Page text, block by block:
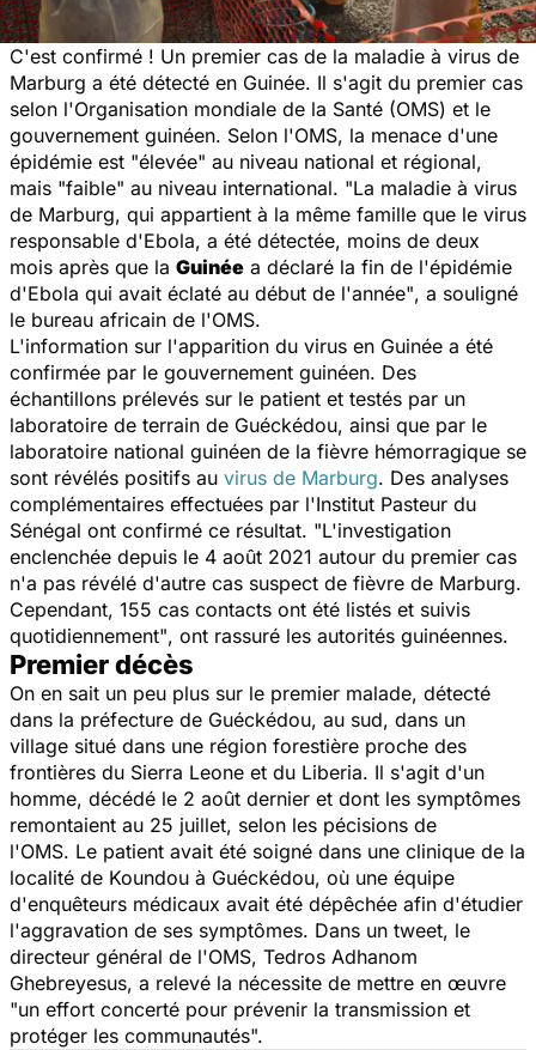
C'est confirmé ! Un premier cas de la maladie à virus de
Marburg a été détecté en Guinée. Il s'agit du premier cas
selon l'Organisation mondiale de la Santé (OMS) et le
gouvernement guinéen. Selon l'OMS, la menace d'une
épidémie est "élevée" au niveau national et régional,
mais "faible" au niveau international. "La maladie à virus
de Marburg, qui appartient à la même famille que le virus
responsable d'Ebola, a été détectée, moins de deux
mois après que la Guinée a déclaré la fin de l'épidémie
d'Ebola qui avait éclaté au début de l'année", a souligné
le bureau africain de l'OMS.
L'information sur l'apparition du virus en Guinée a été
confirmée par le gouvernement guinéen. Des
échantillons prélevés sur le patient et testés par un
laboratoire de terrain de Guéckédou, ainsi que par le
laboratoire national guinéen de la fièvre hémorragique se
sont révélés positifs au virus de Marburg. Des analyses
complémentaires effectuées par l'Institut Pasteur du
Sénégal ont confirmé ce résultat. "L'investigation
enclenchée depuis le 4 août 2021 autour du premier cas
n'a pas révélé d'autre cas suspect de fièvre de Marburg.
Cependant, 155 cas contacts ont été listés et suivis
quotidiennement", ont rassuré les autorités guinéennes.
Premier décès
On en sait un peu plus sur le premier malade, détecté
dans la préfecture de Guéckédou, au sud, dans un
village situé dans une région forestière proche des
frontières du Sierra Leone et du Liberia. Il s'agit d'un
homme, décédé le 2 août dernier et dont les symptômes
remontaient au 25 juillet, selon les pécisions de
l'OMS. Le patient avait été soigné dans une clinique de la
localité de Koundou à Guéckédou, où une équipe
d'enquêteurs médicaux avait été dépêchée afin d'étudier
l'aggravation de ses symptômes. Dans un tweet, le
directeur général de l'OMS, Tedros Adhanom
Ghebreyesus, a relevé la nécessite de mettre en œuvre
"un effort concerté pour prévenir la transmission et
protéger les communautés".